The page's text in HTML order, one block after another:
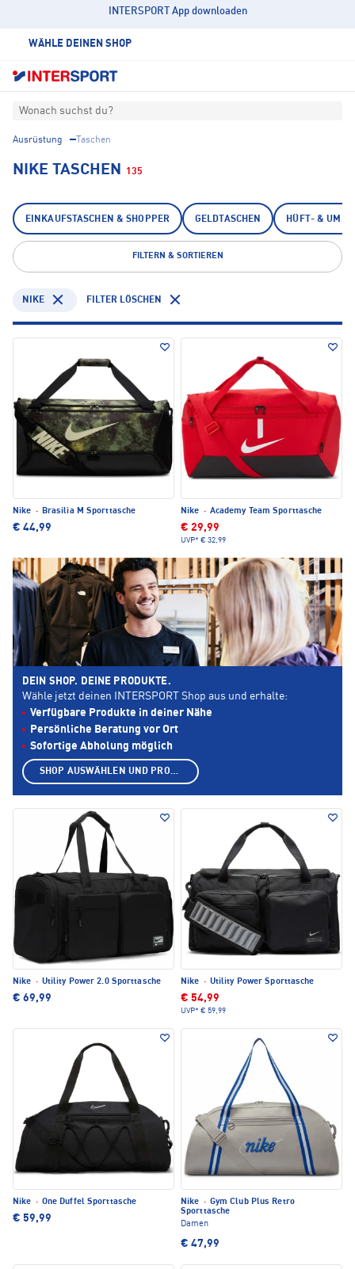
INTERSPORT App downloaden
WÄHLE DEINEN SHOP
Wonach suchst du?
Ausrüstung Taschen
NIKE TASCHEN 135
EINKAUFSTASCHEN & SHOPPER GELDTASCHEN HÜFT- &
FILTERN & SORTIEREN
NIKE FILTER LÖSCHEN
Nike · Brasilia M Sporttasche
€ 44,99
Nike · Academy Team Sporttasche
€ 29,99
UVP* € 32,99
Nike · Utility Power 2.0 Sporttasche
€ 69,99
Nike · Utility Power Sporttasche
€ 54,99
UVP* € 59,99
Nike · One Duffel Sporttasche
€ 59,99
Nike · Gym Club Plus Retro
Sporttasche
Damen
€ 47,99
DEIN SHOP. DEINE PRODUKTE.
Wähle jetzt deinen INTERSPORT Shop aus und erhalte:
Verfügbare Produkte in deiner Nähe
Persönliche Beratung vor Ort
Sofortige Abholung möglich
SHOP AUSWÄHLEN UND PRODUKTE ANZEIGEN